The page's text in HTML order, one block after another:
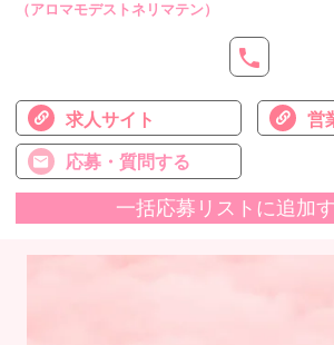
（アロマモデストネリマテン）
求人サイト 営
応募・質問する
一括応募リストに追加